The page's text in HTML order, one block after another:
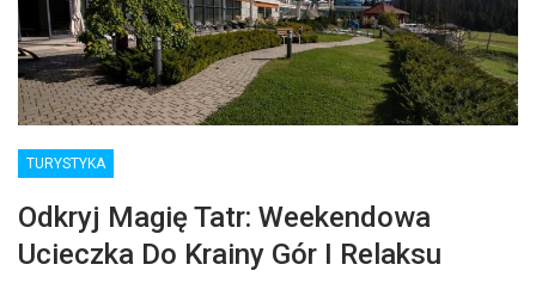
TURYSTYKA
Odkryj Magię Tatr: Weekendowa
Ucieczka Do Krainy Gór I Relaksu